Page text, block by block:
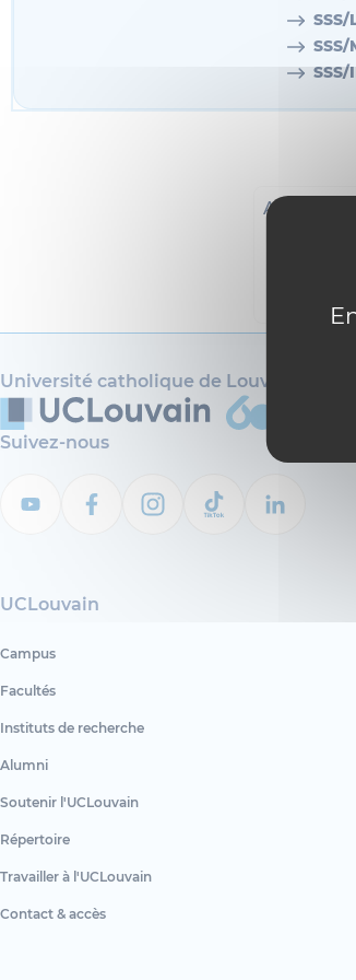
SSS/
SSS/
SSS/
ADRESSE
Université catholique de Louvain
Suivez-nous
UCLouvain
Campus
Facultés
Instituts de recherche
Alumni
Soutenir l'UCLouvain
Répertoire
Travailler à l'UCLouvain
Contact & accès